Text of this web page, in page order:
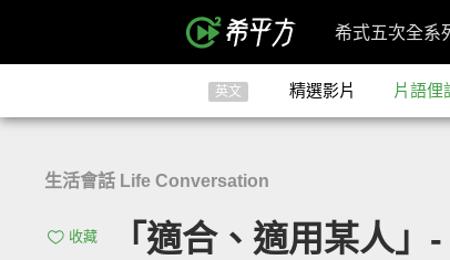
希式五次全系
英文 精選影片 片語俚
生活會話 Life Conversation
收藏 「適合、適用某人